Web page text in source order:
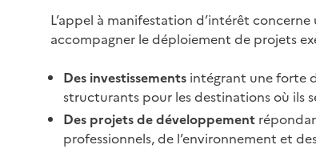
L’appel à manifestation d’intérêt concerne
accompagner le déploiement de projets
Des investissements intégrant une forte
structurants pour les destinations où ils
Des projets de développement
professionnels, de l’environnement et